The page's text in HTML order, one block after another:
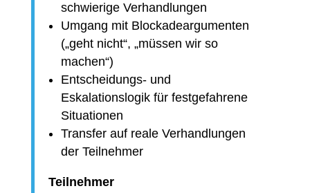
schwierige Verhandlungen
Umgang mit Blockadeargumenten
(„geht nicht“, „müssen wir so
machen“)
Entscheidungs- und
Eskalationslogik für festgefahrene
Situationen
Transfer auf reale Verhandlungen
der Teilnehmer
Teilnehmer